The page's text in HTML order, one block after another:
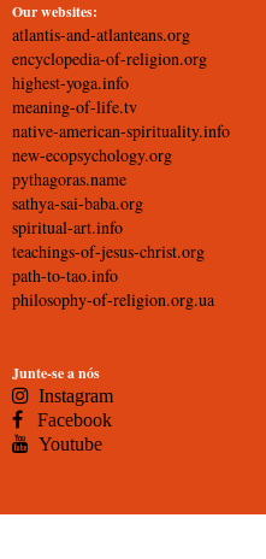
Our websites:
atlantis-and-atlanteans.org
encyclopedia-of-religion.org
highest-yoga.info
meaning-of-life.tv
native-american-spirituality.info
new-ecopsychology.org
pythagoras.name
sathya-sai-baba.org
spiritual-art.info
teachings-of-jesus-christ.org
path-to-tao.info
philosophy-of-religion.org.ua
Junte-se a nós
Instagram
Facebook
Youtube